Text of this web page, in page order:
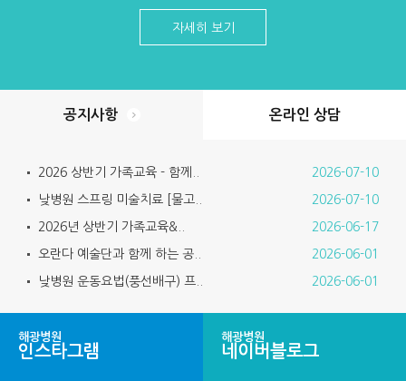
이어가기 위해서는 의료진의 노
력뿐만 아니라가족의 따뜻한 관
생활 속에서 실천할 수 있는 의사
소통 방법과 환자분의 마음을 이
양한 정보를 전달했습니다.교육
에 참석해 주신 보호자분들께서
경험을 함께 나누며 뜻깊은 시간
을 만들어 주셨습니다.서로의 고
민을 공감하고 정보를 공유하는
해를 더욱 넓히고,가족으로서의
역할에 대해 다시 한번 생각해 볼
수 있는 소중한 시간이 되었습니
작품에 몰입하시는 모습을 볼 수
있었답니다 물고기의 모양을 완
하며 평범했던 물고기가 저마다
의 개성을 가진 특별한 작품으로
께서는 색이 번지고 섞이는 모습
을 보며 신기해하시기도 하고,원
조합해 보며 즐겁게 활동에 참여
하실 수 있었답니다.같은 주제의
그림이었지만 회원분들 한 분 한
담긴 멋진 작품들이 완성될 수 있
었답니다.완성된 그림을 바라보
며 뿌듯한 미소를 짓는 회원분들
자세히 보기
공지사항
2026 상반기 가족교육 - 함께.. 2026-07-10
낮병원 스프링 미술치료 [물고.. 2026-07-10
2026년 상반기 가족교육&.. 2026-06-17
오란다 예술단과 함께 하는 공.. 2026-06-01
낮병원 운동요법(풍선배구) 프.. 2026-06-01
온라인 상담
해광병원
인스타그램
해광병원
네이버블로그